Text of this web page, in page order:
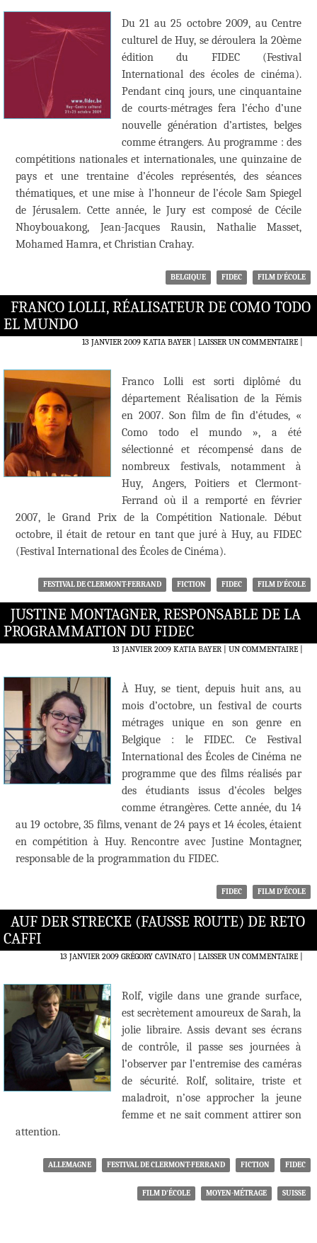
Du 21 au 25 octobre 2009, au Centre
culturel de Huy, se déroulera la 20ème
édition du FIDEC (Festival
International des écoles de cinéma).
Pendant cinq jours, une cinquantaine
de courts-métrages fera l’écho d’une
nouvelle génération d’artistes, belges
comme étrangers. Au programme : des
compétitions nationales et internationales, une quinzaine de
pays et une trentaine d’écoles représentés, des séances
thématiques, et une mise à l’honneur de l’école Sam Spiegel
de Jérusalem. Cette année, le Jury est composé de Cécile
Nhoybouakong, Jean-Jacques Rausin, Nathalie Masset,
Mohamed Hamra, et Christian Crahay.
BELGIQUE FIDEC FILM D'ÉCOLE
FRANCO LOLLI, RÉALISATEUR DE COMO TODO
EL MUNDO
13 JANVIER 2009 KATIA BAYER LAISSER UN COMMENTAIRE|
Franco Lolli est sorti diplômé du
département Réalisation de la Fémis
en 2007. Son film de fin d’études, «
Como todo el mundo », a été
sélectionné et récompensé dans de
nombreux festivals, notamment à
Huy, Angers, Poitiers et Clermont-
Ferrand où il a remporté en février
2007, le Grand Prix de la Compétition Nationale. Début
octobre, il était de retour en tant que juré à Huy, au FIDEC
(Festival International des Écoles de Cinéma).
FESTIVAL DE CLERMONT-FERRAND FICTION FIDEC FILM D'ÉCOLE
JUSTINE MONTAGNER, RESPONSABLE DE LA
PROGRAMMATION DU FIDEC
13 JANVIER 2009 KATIA BAYER UN COMMENTAIRE|
À Huy, se tient, depuis huit ans, au
mois d’octobre, un festival de courts
métrages unique en son genre en
Belgique : le FIDEC. Ce Festival
International des Écoles de Cinéma ne
programme que des films réalisés par
des étudiants issus d’écoles belges
comme étrangères. Cette année, du 14
au 19 octobre, 35 films, venant de 24 pays et 14 écoles, étaient
en compétition à Huy. Rencontre avec Justine Montagner,
responsable de la programmation du FIDEC.
FIDEC FILM D'ÉCOLE
AUF DER STRECKE (FAUSSE ROUTE) DE RETO
CAFFI
13 JANVIER 2009 GRÉGORY CAVINATO LAISSER UN COMMENTAIRE|
Rolf, vigile dans une grande surface,
est secrètement amoureux de Sarah, la
jolie libraire. Assis devant ses écrans
de contrôle, il passe ses journées à
l’observer par l’entremise des caméras
de sécurité. Rolf, solitaire, triste et
maladroit, n’ose approcher la jeune
femme et ne sait comment attirer son
attention.
ALLEMAGNE FESTIVAL DE CLERMONT-FERRAND FICTION FIDEC
FILM D'ÉCOLE MOYEN-MÉTRAGE SUISSE